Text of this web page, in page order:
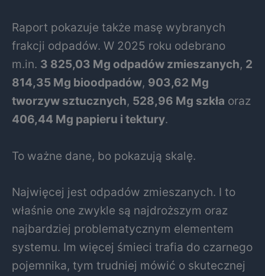
Raport pokazuje także masę wybranych
frakcji odpadów. W 2025 roku odebrano
m.in. 3 825,03 Mg odpadów zmieszanych, 2
814,35 Mg bioodpadów, 903,62 Mg
tworzyw sztucznych, 528,96 Mg szkła oraz
406,44 Mg papieru i tektury.
To ważne dane, bo pokazują skalę.
Najwięcej jest odpadów zmieszanych. I to
właśnie one zwykle są najdroższym oraz
najbardziej problematycznym elementem
systemu. Im więcej śmieci trafia do czarnego
pojemnika, tym trudniej mówić o skutecznej